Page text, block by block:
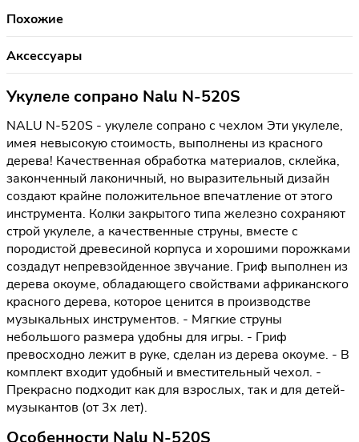
Похожие
Аксессуары
Укулеле сопрано Nalu N-520S
NALU N-520S - укулеле сопрано с чехлом Эти укулеле,
имея невысокую стоимость, выполнены из красного
дерева! Качественная обработка материалов, склейка,
законченный лаконичный, но выразительный дизайн
создают крайне положительное впечатление от этого
инструмента. Колки закрытого типа железно сохраняют
строй укулеле, а качественные струны, вместе с
породистой древесиной корпуса и хорошими порожками
создадут непревзойденное звучание. Гриф выполнен из
дерева окоуме, обладающего свойствами африканского
красного дерева, которое ценится в производстве
музыкальных инструментов. - Мягкие струны
небольшого размера удобны для игры. - Гриф
превосходно лежит в руке, сделан из дерева окоуме. - В
комплект входит удобный и вместительный чехол. -
Прекрасно подходит как для взрослых, так и для детей-
музыкантов (от 3х лет).